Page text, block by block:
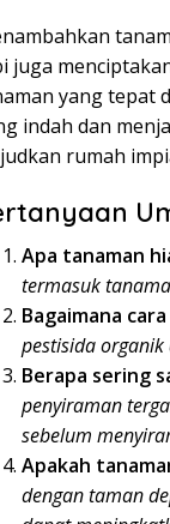
juga
yang tepat
indah dan
rumah
Apa tanaman
termasuk
Bagaimana
pestisida
Berapa sering
penyiraman
sebelum
Apakah
dengan taman